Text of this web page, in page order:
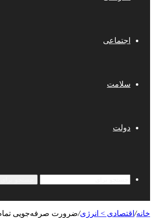
اجتماعی
سلامت
دولت
خانه/ اقتصادی > انرژی/ضرورت صرفه‌جویی